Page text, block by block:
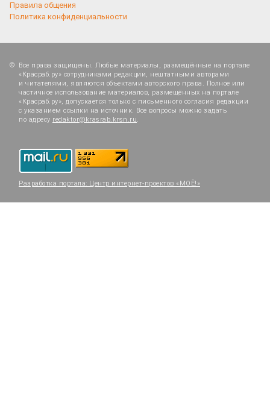
Правила общения
Политика конфиденциальности
Все права защищены. Любые материалы, размещённые на портале
«Красраб.ру» сотрудниками редакции, нештатными авторами
и читателями, являются объектами авторского права. Полное или
частичное использование материалов, размещённых на портале
«Красраб.ру», допускается только с письменного согласия редакции
с указанием ссылки на источник. Все вопросы можно задать
по адресу redaktor@krasrab.krsn.ru.
Разработка портала: Центр интернет-проектов «МОЁ!»